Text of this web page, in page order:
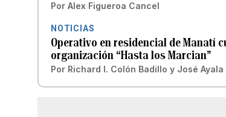
Por Alex Figueroa Cancel
NOTICIAS
Operativo en residencial de Manatí
organización “Hasta los Marcian”
Por Richard I. Colón Badillo y José